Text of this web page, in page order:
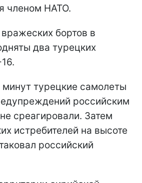
членом НАТО.
бортов в
два турецких
минут турецкие самолеты
российским
среагировали. Затем
истребителей на высоте
российский